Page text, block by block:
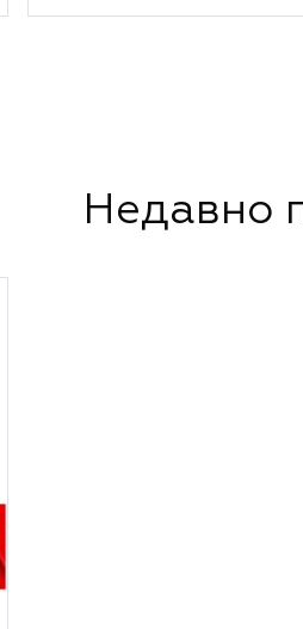
Недавно